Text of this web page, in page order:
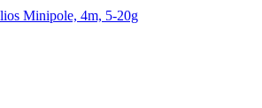
Minipole, 4m, 5-20g